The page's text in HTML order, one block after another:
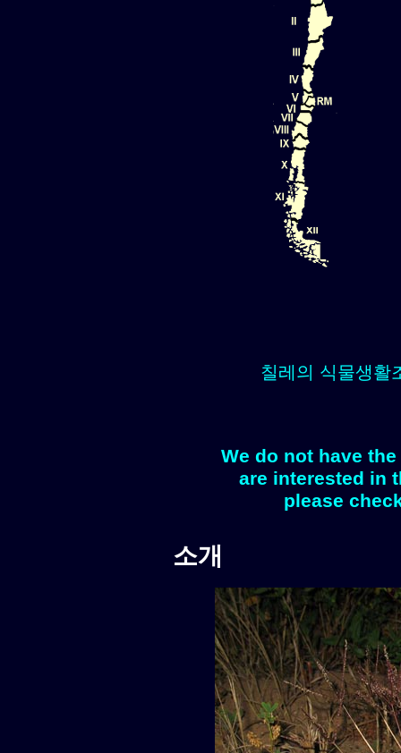
칠레의 식물생활
We do not have
are interested in
please
소개